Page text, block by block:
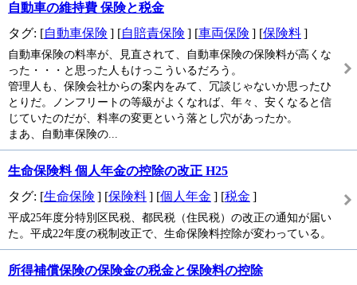
自動車の維持費 保険と税金
タグ: [自動車保険 ] [自賠責保険 ] [車両保険 ] [保険料]
自動車保険の料率が、見直されて、自動車保険の保険料が高くな
った・・・と思った人もけっこういるだろう。
管理人も、保険会社からの案内をみて、冗談じゃないか思ったひ
とりだ。ノンフリートの等級がよくなれば、年々、安くなると信
じていたのだが、料率の変更という落とし穴があったか。
まあ、自動車保険の...
生命保険料 個人年金の控除の改正 H25
タグ: [生命保険 ] [保険料] [個人年金 ] [税金 ]
平成25年度分特別区民税、都民税（住民税）の改正の通知が届い
た。平成22年度の税制改正で、生命保険料控除が変わっている。
所得補償保険の保険金の税金と保険料の控除